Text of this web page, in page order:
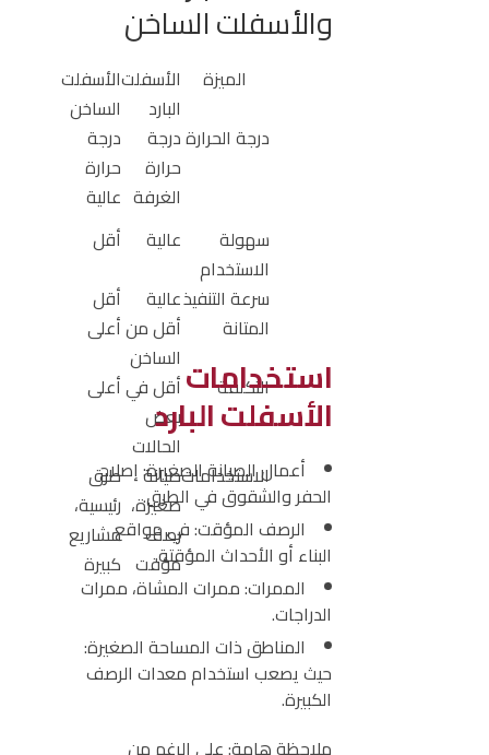
والأسفلت الساخن
الميزة
الأسفلت
البارد
الأسفلت
الساخن
درجة الحرارةدرجة
حرارة
الغرفة
درجة
حرارة
عالية
سهولة
الاستخدام
عالية
أقل
سرعة التنفيذعالية
أقل
المتانة
أقل من
الساخن
أعلى
التكلفة
أقل في
بعض
الحالات
أعلى
الاستخداماتصيانة
صغيرة،
رصف
مؤقت
طرق
رئيسية،
مشاريع
كبيرة
استخدامات
الأسفلت البارد
أعمال الصيانة الصغيرة:إصلاح
الحفر والشقوق في الطرق.
الرصف المؤقت:في مواقع
البناء أو الأحداث المؤقتة.
الممرات:ممرات المشاة، ممرات
الدراجات.
المناطق ذات المساحة الصغيرة:
حيث يصعب استخدام معدات الرصف
الكبيرة.
ملاحظة هامة:على الرغم من